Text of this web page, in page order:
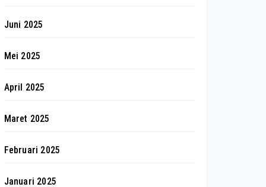
Juni 2025
Mei 2025
April 2025
Maret 2025
Februari 2025
Januari 2025